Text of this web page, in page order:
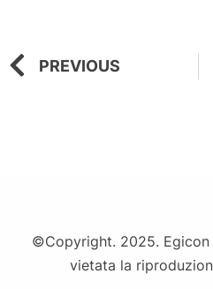
PREVIOUS
©Copyright. 2025.
vietata la